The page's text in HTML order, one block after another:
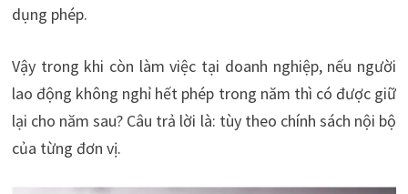
dụng phép.
Vậy trong khi còn làm việc tại doanh nghiệp, nếu người
lao động không nghỉ hết phép trong năm thì có được giữ
lại cho năm sau? Câu trả lời là: tùy theo chính sách nội bộ
của từng đơn vị.